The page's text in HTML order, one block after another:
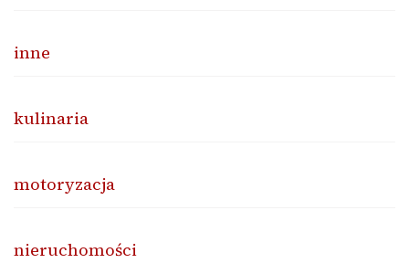
inne
kulinaria
motoryzacja
nieruchomości